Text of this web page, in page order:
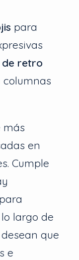
para
de retro
columnas
más
en
Cumple
largo de
que
e